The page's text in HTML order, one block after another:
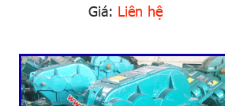
Giá: Liên hệ